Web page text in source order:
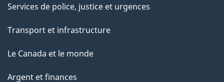
Services de police, justice et urgences
Transport et infrastructure
Le Canada et le monde
Argent et finances